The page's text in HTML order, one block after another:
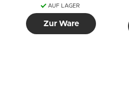
AUF LAGER
Zur Ware